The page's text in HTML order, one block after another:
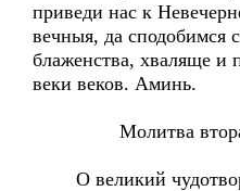
приведи нас к
вечныя, да сподобимся
блаженства, хваляще и
веки веков. Аминь.
Молитва
О великий